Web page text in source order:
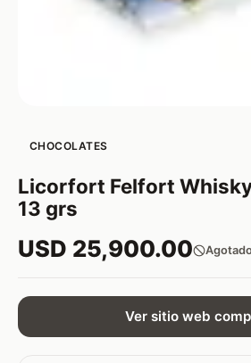
CHOCOLATES
Licorfort Felfort
13 grs
USD 25,900.00
Ver sitio web